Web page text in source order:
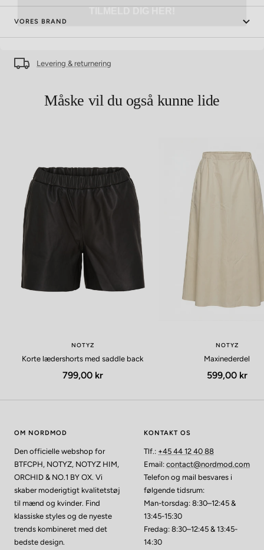
VORES BRAND
Levering & returnering
Måske vil du også kunne lide
NOTYZ
Korte lædershorts med saddle back
Udsalgspris
799,00 kr
NOTYZ
Maxinederdel
Udsalgspris
599,00 kr
OM NORDMOD
Den officielle webshop for
BTFCPH, NOTYZ, NOTYZ HIM,
ORCHID & NO.1 BY OX. Vi
skaber moderigtigt kvalitetstøj
til mænd og kvinder. Find
klassiske styles og de nyeste
trends kombineret med det
bedste design.
KONTAKT OS
Tlf.: +45 44 12 40 88
Email: contact@nordmod.com
Telefon og mail besvares i
følgende tidsrum:
Man-torsdag: 8:30–12:45 &
13:45-15:30
Fredag: 8:30–12:45 & 13:45-
14:30